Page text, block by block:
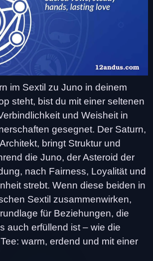
im Sextil zu Juno in deinem
steht, bist du mit einer seltenen
und Weisheit in
gesegnet. Der Saturn,
bringt Struktur und
die Juno, der Asteroid der
nach Fairness, Loyalität und
strebt. Wenn diese beiden in
Sextil zusammenwirken,
für Beziehungen, die
auch erfüllend ist – wie die
warm, erdend und mit einer